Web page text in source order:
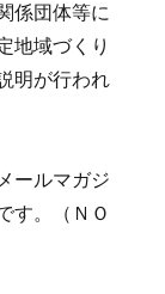
係団体等に
地域づくり
明が行われ
ールマガジ
す。（ＮＯ